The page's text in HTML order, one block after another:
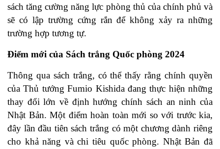
sách tăng cường năng lực phòng thủ của chính phủ và
sẽ có lập trường cứng rắn để không xảy ra những
trường hợp tương tự.
Điểm mới của Sách trắng Quốc phòng 2024
Thông qua sách trắng, có thể thấy rằng chính quyền
của Thủ tướng Fumio Kishida đang thực hiện những
thay đổi lớn về định hướng chính sách an ninh của
Nhật Bản. Một điểm hoàn toàn mới so với trước kia,
đây lần đầu tiên sách trắng có một chương dành riêng
cho khả năng và chi tiêu quốc phòng. Nhật Bản đã